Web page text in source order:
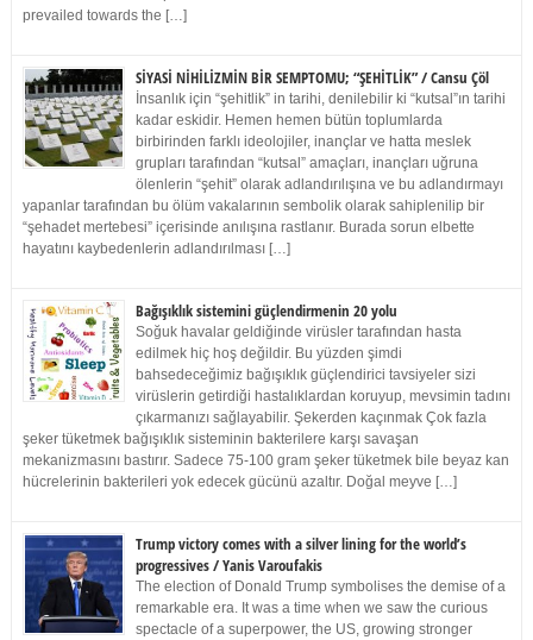
prevailed towards the […]
SİYASİ NİHİLİZMİN BİR SEMPTOMU; “ŞEHİTLİK” / Cansu Çöl
İnsanlık için “şehitlik” in tarihi, denilebilir ki “kutsal”ın tarihi
kadar eskidir. Hemen hemen bütün toplumlarda
birbirinden farklı ideolojiler, inançlar ve hatta meslek
grupları tarafından “kutsal” amaçları, inançları uğruna
ölenlerin “şehit” olarak adlandırılışına ve bu adlandırmayı
yapanlar tarafından bu ölüm vakalarının sembolik olarak sahiplenilip bir
“şehadet mertebesi” içerisinde anılışına rastlanır. Burada sorun elbette
hayatını kaybedenlerin adlandırılması […]
Bağışıklık sistemini güçlendirmenin 20 yolu
Soğuk havalar geldiğinde virüsler tarafından hasta
edilmek hiç hoş değildir. Bu yüzden şimdi
bahsedeceğimiz bağışıklık güçlendirici tavsiyeler sizi
virüslerin getirdiği hastalıklardan koruyup, mevsimin tadını
çıkarmanızı sağlayabilir. Şekerden kaçınmak Çok fazla
şeker tüketmek bağışıklık sisteminin bakterilere karşı savaşan
mekanizmasını bastırır. Sadece 75-100 gram şeker tüketmek bile beyaz kan
hücrelerinin bakterileri yok edecek gücünü azaltır. Doğal meyve […]
Trump victory comes with a silver lining for the world’s
progressives / Yanis Varoufakis
The election of Donald Trump symbolises the demise of a
remarkable era. It was a time when we saw the curious
spectacle of a superpower, the US, growing stronger